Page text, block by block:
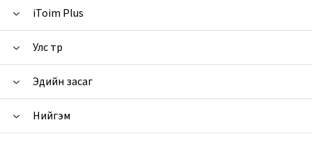
iToim Plus
Улс төр
Эдийн засаг
Нийгэм